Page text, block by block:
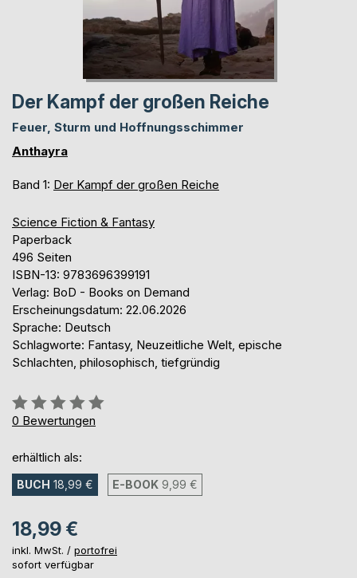
Der Kampf der großen Reiche
Feuer, Sturm und Hoffnungsschimmer
Anthayra
Band 1: Der Kampf der großen Reiche
Science Fiction & Fantasy
Paperback
496 Seiten
ISBN-13: 9783696399191
Verlag: BoD - Books on Demand
Erscheinungsdatum: 22.06.2026
Sprache: Deutsch
Schlagworte: Fantasy, Neuzeitliche Welt, epische
Schlachten, philosophisch, tiefgründig
Bewertung::
0%
0 Bewertungen
erhältlich als:
BUCH 18,99 € E-BOOK 9,99 €
18,99 €
inkl. MwSt. / portofrei
sofort verfügbar